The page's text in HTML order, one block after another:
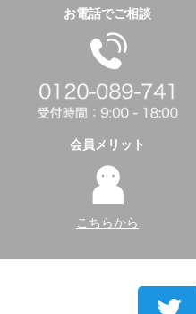
お電話でご相談
会員メリット
こちらから